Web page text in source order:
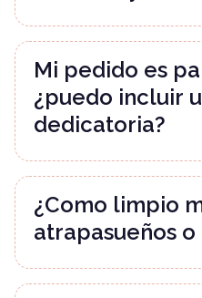
Mi pedido es
¿puedo incluir
dedicatoria?
¿Como limpio
atrapasueños